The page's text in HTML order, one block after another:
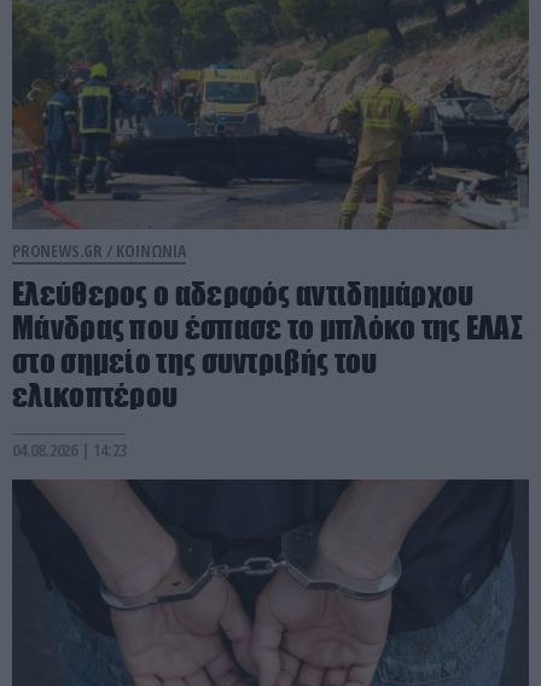
PRONEWS.GR / ΚΟΙΝΩΝΙΑ
Ελεύθερος ο αδερφός αντιδημάρχου
Μάνδρας που έσπασε το μπλόκο της ΕΛΑΣ
στο σημείο της συντριβής του
ελικοπτέρου
04.08.2026 | 14:23